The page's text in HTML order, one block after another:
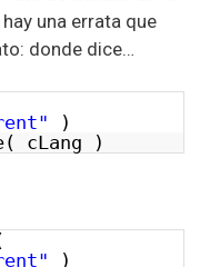
una errata que
donde dice…
)
cLang )
)